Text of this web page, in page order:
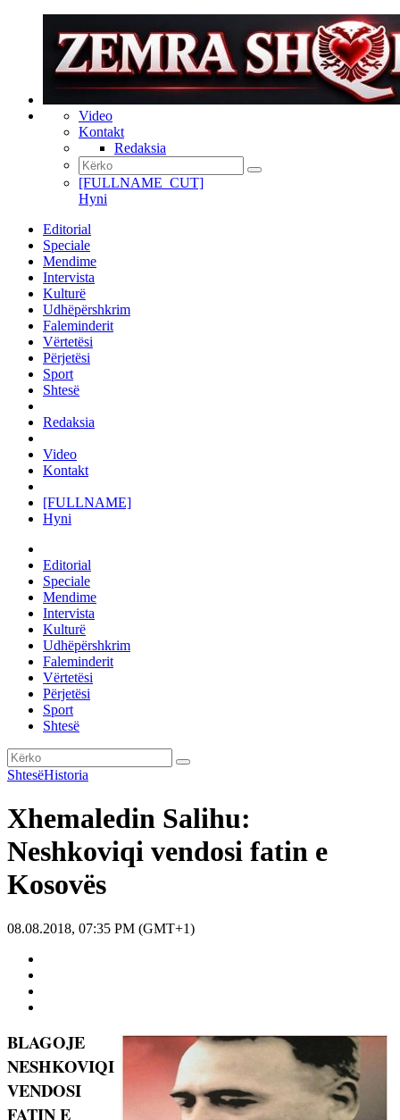
Video
Kontakt
Redaksia
[FULLNAME_CUT]
Hyni
Editorial
Speciale
Mendime
Intervista
Kulturë
Udhëpërshkrim
Faleminderit
Vërtetësi
Përjetësi
Sport
Shtesë
Redaksia
Video
Kontakt
[FULLNAME]
Hyni
Editorial
Speciale
Mendime
Intervista
Kulturë
Udhëpërshkrim
Faleminderit
Vërtetësi
Përjetësi
Sport
Shtesë
ShtesëHistoria
Xhemaledin Salihu:
Neshkoviqi vendosi fatin e
Kosovës
08.08.2018, 07:35 PM (GMT+1)
BLAGOJE
NESHKOVIQI
VENDOSI
FATIN E